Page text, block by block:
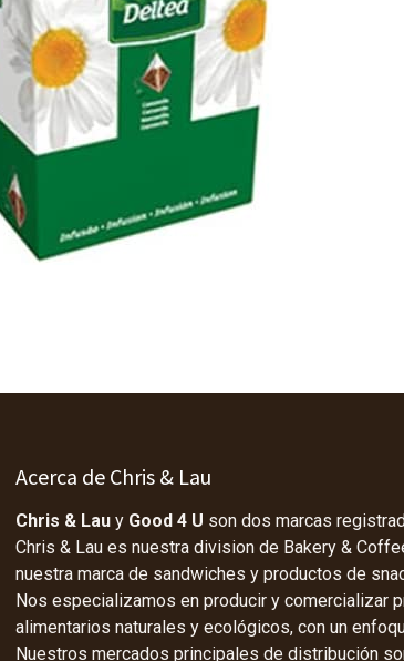
Acerca de Chris & Lau
Chris & Lau y Good 4 U son dos marcas
Chris & Lau es nuestra division de Bakery &
nuestra marca de sandwiches y productos de
Nos especializamos en producir y comercializar
alimentarios naturales y ecológicos, con un
Nuestros mercados principales de distribución